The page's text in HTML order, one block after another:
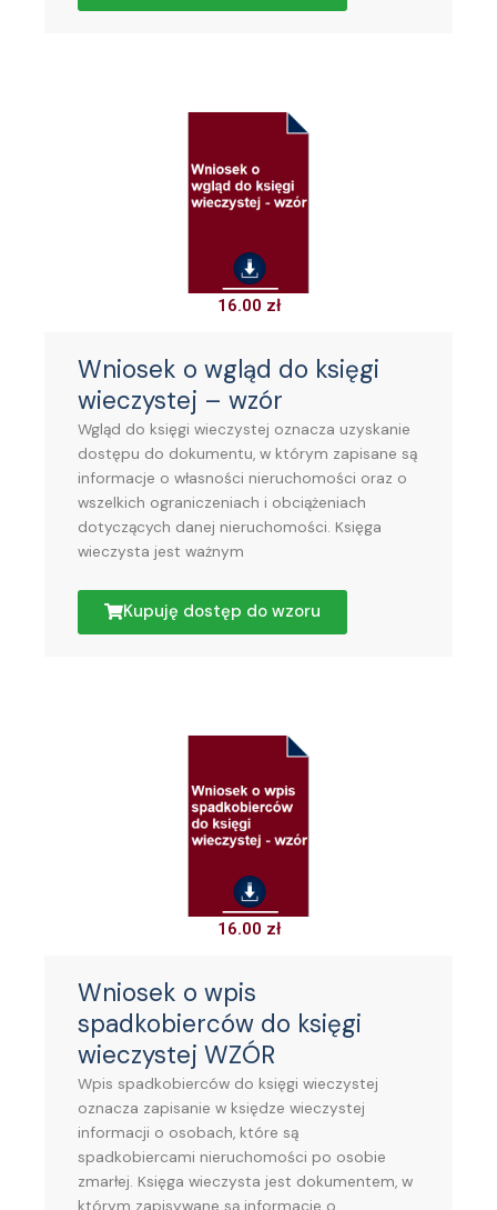
16.00 zł
Wniosek o wgląd do księgi
wieczystej – wzór
Wgląd do księgi wieczystej oznacza uzyskanie
dostępu do dokumentu, w którym zapisane są
informacje o własności nieruchomości oraz o
wszelkich ograniczeniach i obciążeniach
dotyczących danej nieruchomości. Księga
wieczysta jest ważnym
Kupuję dostęp do wzoru
16.00 zł
Wniosek o wpis
spadkobierców do księgi
wieczystej WZÓR
Wpis spadkobierców do księgi wieczystej
oznacza zapisanie w księdze wieczystej
informacji o osobach, które są
spadkobiercami nieruchomości po osobie
zmarłej. Księga wieczysta jest dokumentem, w
którym zapisywane są informacje o